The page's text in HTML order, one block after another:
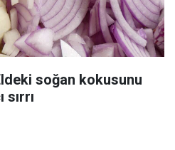
soğan kokusunu